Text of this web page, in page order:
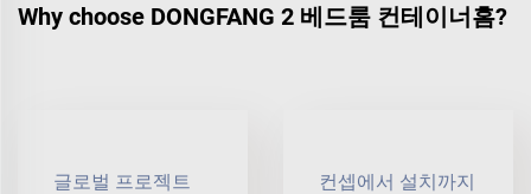
Why choose DONGFANG 2 베드룸 컨테이너홈?
글로벌 프로젝트
컨셉에서 설치까지